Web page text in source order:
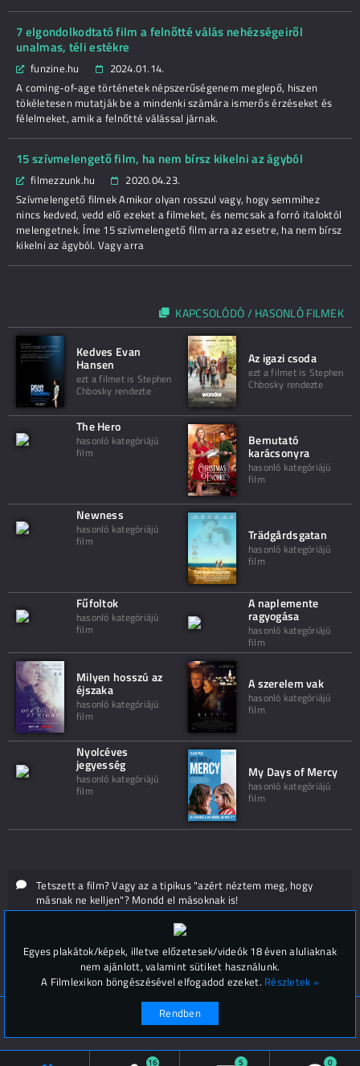
7 elgondolkodtató film a felnőtté válás nehézségeiről
unalmas, téli estékre
funzine.hu
2024.01.14.
A coming-of-age történetek népszerűségenem meglepő, hiszen
tökéletesen mutatják be a mindenki számára ismerős érzéseket és
félelmeket, amik a felnőtté válással járnak.
15 szívmelengető film, ha nem bírsz kikelni az ágyból
filmezzunk.hu
2020.04.23.
Szívmelengető filmek Amikor olyan rosszul vagy, hogy semmihez
nincs kedved, vedd elő ezeket a filmeket, és nemcsak a forró italoktól
melengetnek. Íme 15 szívmelengető film arra az esetre, ha nem bírsz
kikelni az ágyból. Vagy arra
KAPCSOLÓDÓ / HASONLÓ FILMEK
Kedves Evan
Hansen
ezt a filmet is Stephen
Chbosky rendezte
Az igazi csoda
ezt a filmet is Stephen
Chbosky rendezte
The Hero
hasonló kategóriájú
film
Bemutató
karácsonyra
hasonló kategóriájú
film
Newness
hasonló kategóriájú
film Trädgårdsgatan
hasonló kategóriájú
film
Fűfoltok
hasonló kategóriájú
film
A naplemente
ragyogása
hasonló kategóriájú
film
Milyen hosszú az
éjszaka
hasonló kategóriájú
film
A szerelem vak
hasonló kategóriájú
film
Nyolcéves
jegyesség
hasonló kategóriájú
film
My Days of Mercy
hasonló kategóriájú
film
Tetszett a film? Vagy az a tipikus "azért néztem meg, hogy
másnak ne kelljen"? Mondd el másoknak is!
Hozzászólások (
16 5 0
© Filmlexikon 2019-2026
Kapcsolat, impresszum
Egyes plakátok/képek, illetve előzetesek/videók 18 éven aluliaknak
nem ajánlott, valamint sütiket használunk.
A Filmlexikon böngészésével elfogadod ezeket. Részletek »
Rendben